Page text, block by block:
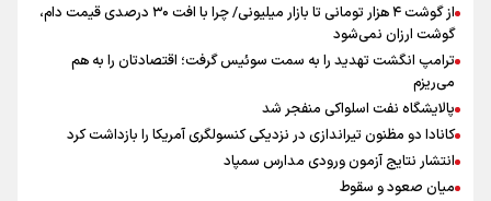
از گوشت ۴ هزار تومانی تا بازار میلیونی/ چرا با افت ۳۰ درصدی قیمت دام،
گوشت ارزان نمی‌شود
ترامپ انگشت تهدید را به سمت سوئیس گرفت؛ اقتصادتان را به هم
می‌ریزم
پالایشگاه نفت اسلواکی منفجر شد
کانادا دو مظنون تیراندازی در نزدیکی کنسولگری آمریکا را بازداشت کرد
انتشار نتایج آزمون ورودی مدارس سمپاد
میان صعود و سقوط